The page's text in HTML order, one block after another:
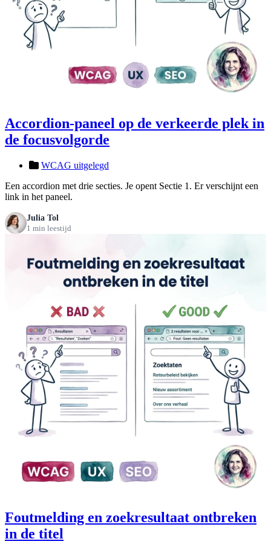
Accordion-paneel op de verkeerde plek in
de focusvolgorde
WCAG uitgelegd
Een accordion met drie secties. Je opent Sectie 1. Er verschijnt een
link in het paneel.
Julia Tol
1 min leestijd
Foutmelding en zoekresultaat ontbreken
in de titel